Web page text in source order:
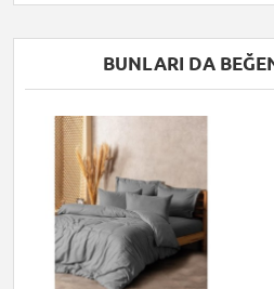
BUNLARI DA